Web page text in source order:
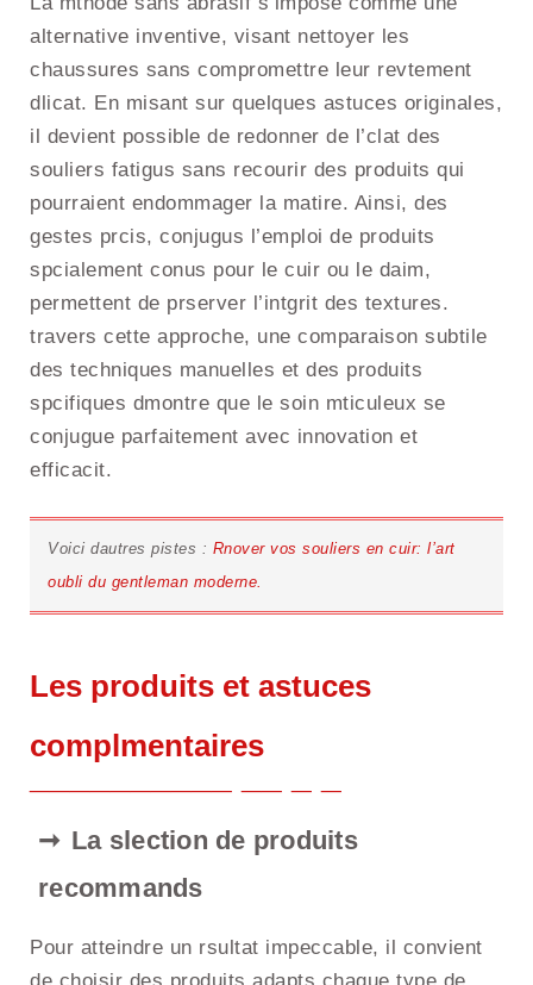
alternative inventive, visant nettoyer les
chaussures sans compromettre leur revtement
dlicat. En misant sur quelques astuces originales,
il devient possible de redonner de l’clat des
souliers fatigus sans recourir des produits qui
pourraient endommager la matire. Ainsi, des
gestes prcis, conjugus l’emploi de produits
spcialement conus pour le cuir ou le daim,
permettent de prserver l’intgrit des textures.
travers cette approche, une comparaison subtile
des techniques manuelles et des produits
spcifiques dmontre que le soin mticuleux se
conjugue parfaitement avec innovation et
efficacit.
Voici dautres pistes : Rnover vos souliers en cuir: l’art
oubli du gentleman moderne.
Les produits et astuces
complmentaires
La slection de produits
recommands
Pour atteindre un rsultat impeccable, il convient